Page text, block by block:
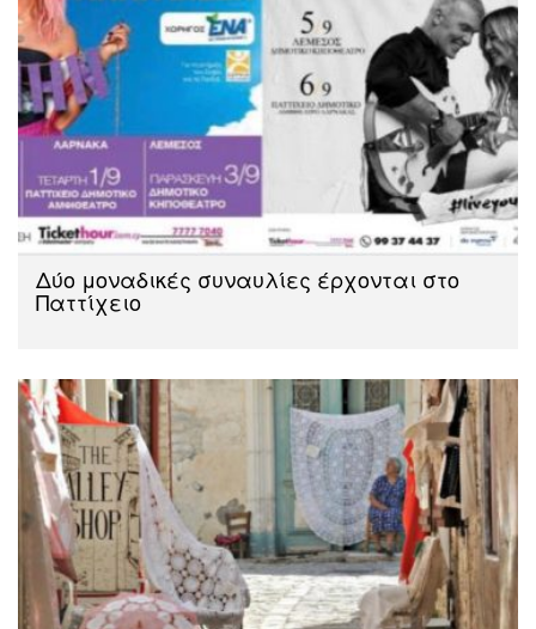
Δύο μοναδικές συναυλίες έρχονται στο
Παττίχειο